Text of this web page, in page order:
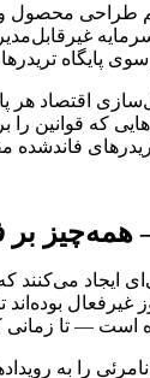
محصول و
پایگاه
اقتصاد هر
قوانین را بر
فاندشده
ایجاد می‌کنند
است — تا